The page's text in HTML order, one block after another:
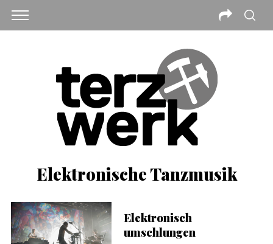
Elektronische Tanzmusik
Elektronisch
umschlungen